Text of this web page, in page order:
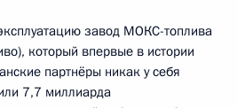
завод МОКС-топлива
который впервые в истории
партнёры никак у себя
7,7 миллиарда